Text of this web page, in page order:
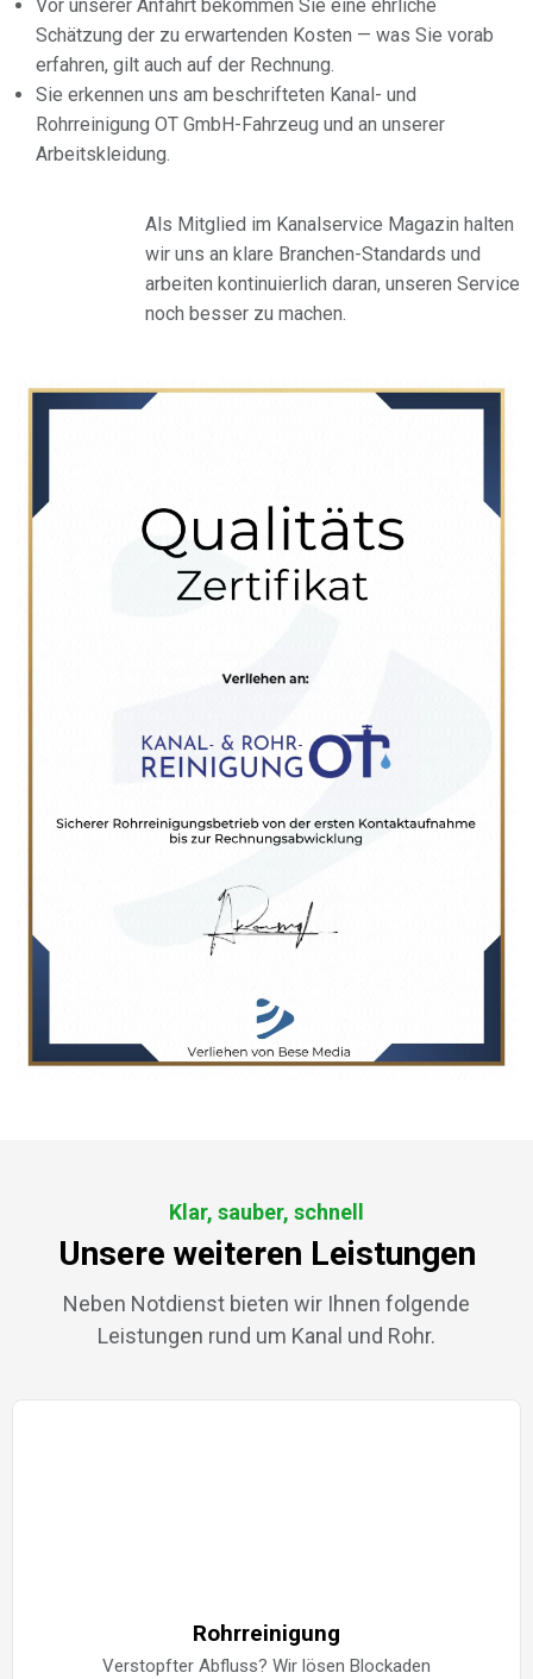
Vor unserer Anfahrt bekommen Sie eine ehrliche
Schätzung der zu erwartenden Kosten — was Sie vorab
erfahren, gilt auch auf der Rechnung.
Sie erkennen uns am beschrifteten Kanal- und
Rohrreinigung OT GmbH-Fahrzeug und an unserer
Arbeitskleidung.
Als Mitglied im Kanalservice Magazin halten
wir uns an klare Branchen-Standards und
arbeiten kontinuierlich daran, unseren Service
noch besser zu machen.
Klar, sauber, schnell
Unsere weiteren Leistungen
Neben Notdienst bieten wir Ihnen folgende
Leistungen rund um Kanal und Rohr.
Rohrreinigung
Verstopfter Abfluss? Wir lösen Blockaden